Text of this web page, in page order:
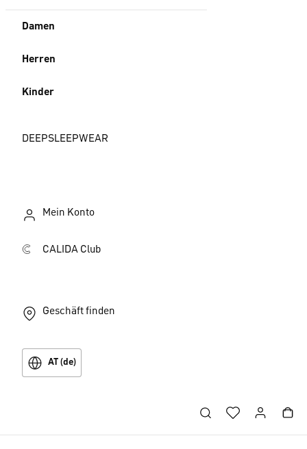
Damen
Herren
Kinder
DEEPSLEEPWEAR
Mein Konto
CALIDA Club
Geschäft finden
AT (de)